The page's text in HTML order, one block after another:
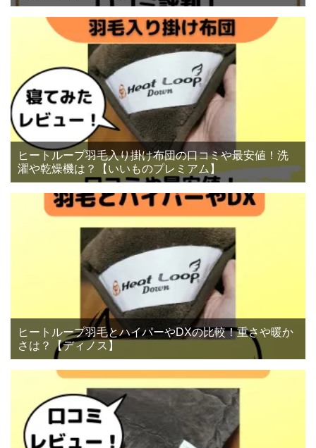
ヒートループ羽毛入り掛け布団の口コミや最安値！洗
濯や乾燥機は？【いいものプレミアム】
ヒートループ羽毛とハイパーやDXの比較！重さや暖か
さは？【ディノス】